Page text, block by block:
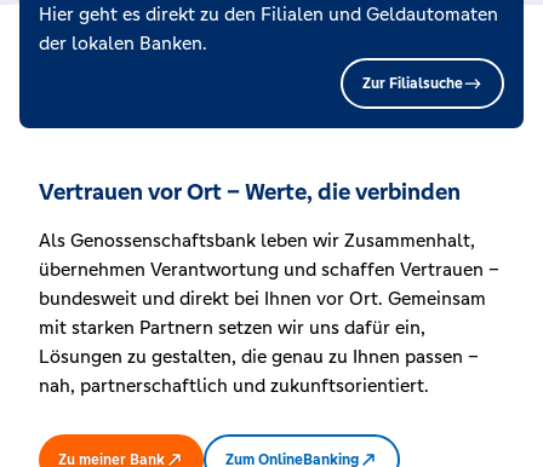
Hier geht es direkt zu den Filialen und Geldautomaten
der lokalen Banken.
Zur Filialsuche
Vertrauen vor Ort – Werte, die verbinden
Als Genossenschaftsbank leben wir Zusammenhalt,
übernehmen Verantwortung und schaffen Vertrauen –
bundesweit und direkt bei Ihnen vor Ort. Gemeinsam
mit starken Partnern setzen wir uns dafür ein,
Lösungen zu gestalten, die genau zu Ihnen passen –
nah, partnerschaftlich und zukunftsorientiert.
Zu meiner Bank Zum OnlineBanking